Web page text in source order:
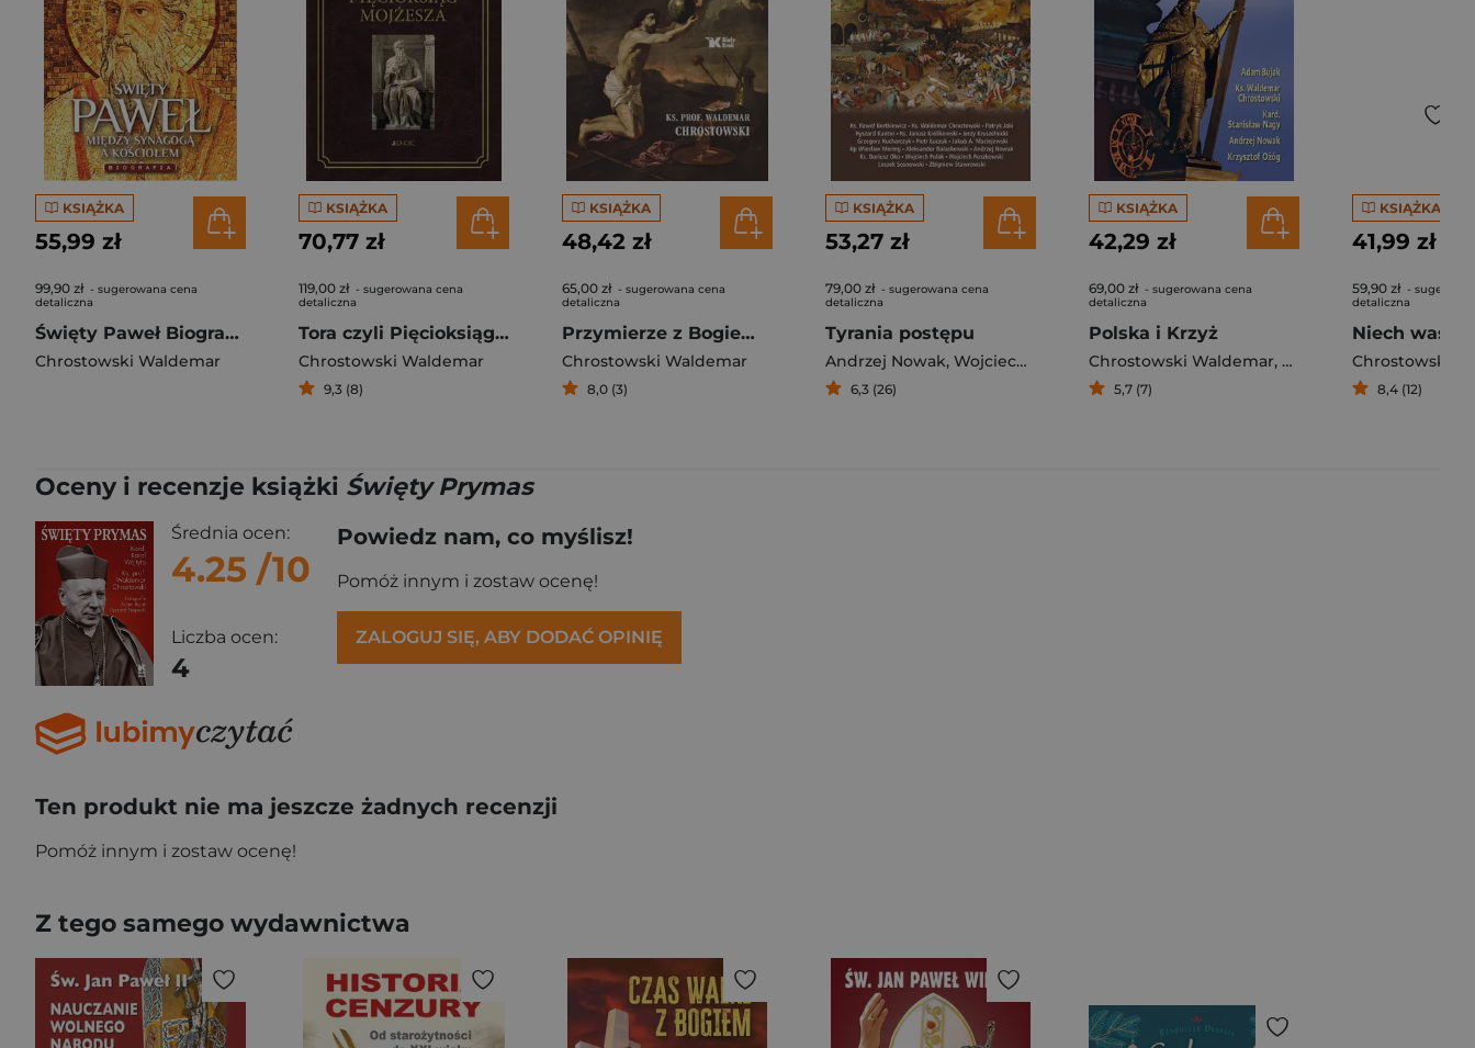
KSIĄŻKA
55,99 zł
99,90 zł - sugerowana cena
detaliczna
Święty Paweł Biografia
Chrostowski Waldemar
KSIĄŻKA
70,77 zł
119,00 zł - sugerowana cena
detaliczna
Tora czyli Pięcioksiąg Mojżesza
Chrostowski Waldemar
9,3 (8)
KSIĄŻKA
48,42 zł
65,00 zł - sugerowana cena
detaliczna
Przymierze z Bogiem Obrazy Kościoła w Piśmie Świętym
Chrostowski Waldemar
8,0 (3)
KSIĄŻKA
53,27 zł
79,00 zł - sugerowana cena
detaliczna
Tyrania postępu
Andrzej Nowak, Wojciech Roszkowski ,Aleksander Nalaskowski Chrostowski
6,3 (26)
KSIĄŻKA
42,29 zł
69,00 zł - sugerowana cena
detaliczna
Polska i Krzyż
Chrostowski Waldemar, Andrzej Nowak,Ożóg
5,7 (7)
KSIĄŻKA
41,99 zł
59,90 zł -
detaliczna
Chrostowski
8,4 (12)
Oceny i recenzje książki Święty Prymas
Średnia ocen:
4.25 /10
Liczba ocen:
4
Powiedz nam, co myślisz!
Pomóż innym i zostaw ocenę!
ZALOGUJ SIĘ, ABY DODAĆ OPINIĘ
Ten produkt nie ma jeszcze żadnych recenzji
Pomóż innym i zostaw ocenę!
Z tego samego wydawnictwa